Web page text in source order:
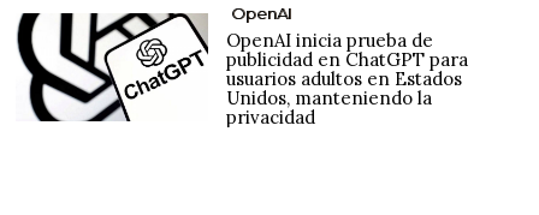
OpenAI
OpenAI inicia prueba de
publicidad en ChatGPT para
usuarios adultos en Estados
Unidos, manteniendo la
privacidad